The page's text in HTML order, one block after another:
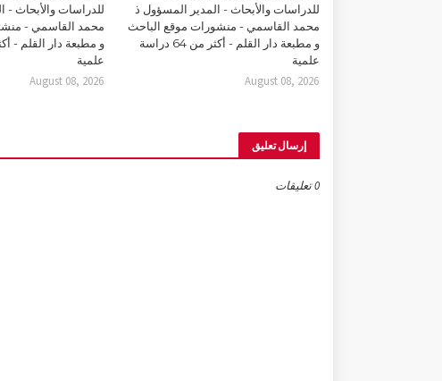
للدراسات والأبحاث - المدير المسؤول ذ
محمد القاسمي - منشورات موقع الباحث
و مطبعة دار القلم - أكثر من 64 دراسة
علمية
August 08, 2026
للدراسات والأبحاث -
محمد القاسمي -
علمية
August 08, 2026
إرسال تعليق
0 تعليقات